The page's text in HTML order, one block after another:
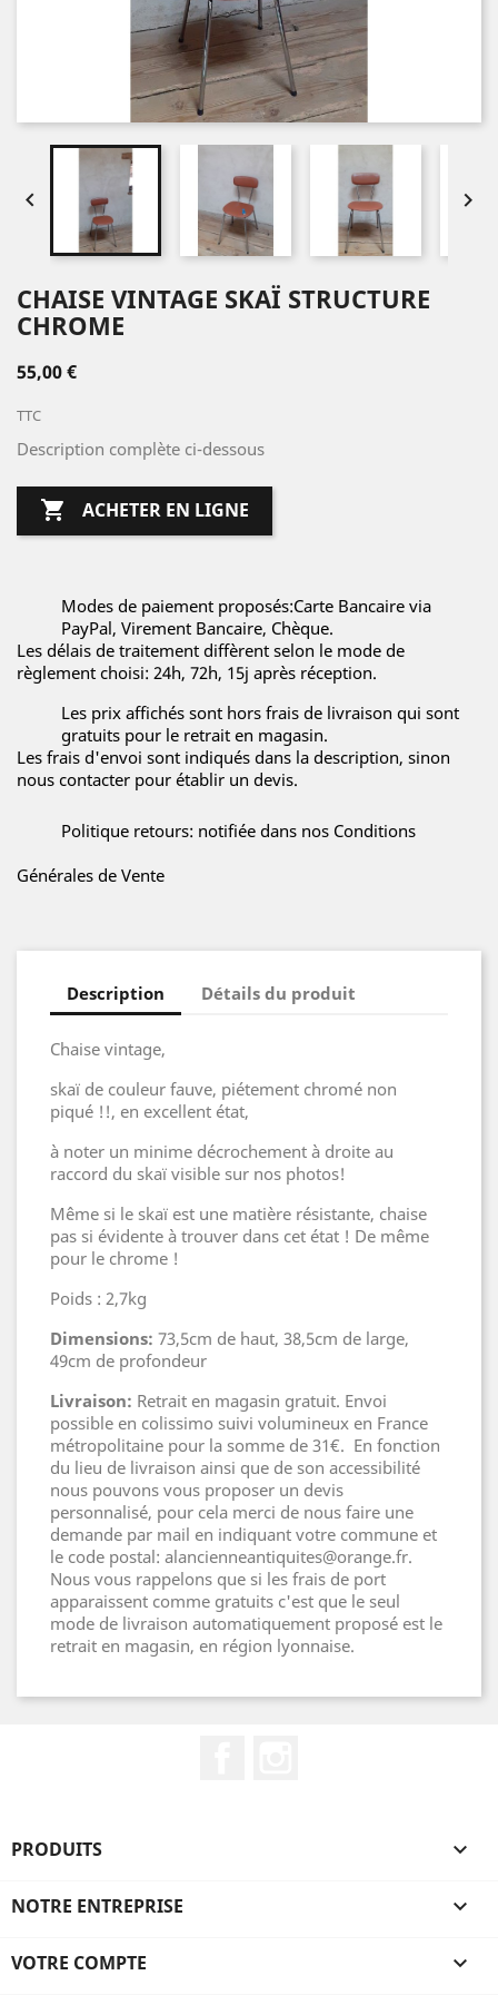
 
CHAISE VINTAGE SKAÏ STRUCTURE
CHROME
55,00 €
TTC
Description complète ci-dessous
 ACHETER EN LIGNE
Modes de paiement proposés:Carte Bancaire via
PayPal, Virement Bancaire, Chèque.
Les délais de traitement diffèrent selon le mode de
règlement choisi: 24h, 72h, 15j après réception.
Les prix affichés sont hors frais de livraison qui sont
gratuits pour le retrait en magasin.
Les frais d'envoi sont indiqués dans la description, sinon
nous contacter pour établir un devis.
Politique retours: notifiée dans nos Conditions
Générales de Vente
Description Détails du produit
Chaise vintage,
skaï de couleur fauve, piétement chromé non
piqué !!, en excellent état,
à noter un minime décrochement à droite au
raccord du skaï visible sur nos photos!
Même si le skaï est une matière résistante, chaise
pas si évidente à trouver dans cet état ! De même
pour le chrome !
Poids : 2,7kg
Dimensions: 73,5cm de haut, 38,5cm de large,
49cm de profondeur
Livraison: Retrait en magasin gratuit. Envoi
possible en colissimo suivi volumineux en France
métropolitaine pour la somme de 31€. En fonction
du lieu de livraison ainsi que de son accessibilité
nous pouvons vous proposer un devis
personnalisé, pour cela merci de nous faire une
demande par mail en indiquant votre commune et
le code postal: alancienneantiquites@orange.fr.
Nous vous rappelons que si les frais de port
apparaissent comme gratuits c'est que le seul
mode de livraison automatiquement proposé est le
retrait en magasin, en région lyonnaise.
PRODUITS 
NOTRE ENTREPRISE 
VOTRE COMPTE 